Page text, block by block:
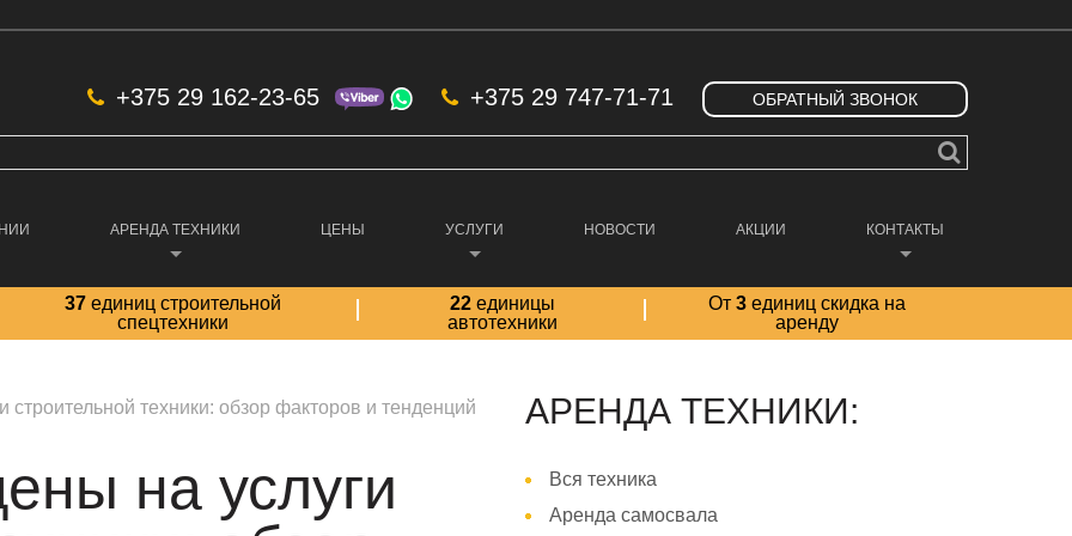
+375 29 162-23-65 +375 29 747-71-71 ОБРАТНЫЙ ЗВОНОК
АРЕНДА ТЕХНИКИ ЦЕНЫ УСЛУГИ НОВОСТИ АКЦИИ КОНТАКТЫ
37единиц строительной
спецтехники
22 единицы
автотехники
От3 единиц скидка на
аренду
строительной техники: обзор факторов и тенденций
на услуги
АРЕНДА ТЕХНИКИ:
Вся техника
Аренда самосвала